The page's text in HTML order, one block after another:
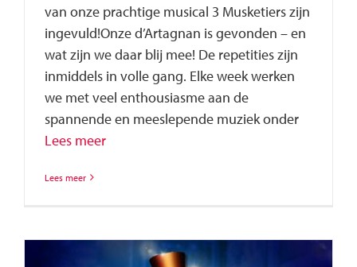
van onze prachtige musical 3 Musketiers zijn
ingevuld!Onze d’Artagnan is gevonden – en
wat zijn we daar blij mee! De repetities zijn
inmiddels in volle gang. Elke week werken
we met veel enthousiasme aan de
spannende en meeslepende muziek onder
Lees meer
Lees meer